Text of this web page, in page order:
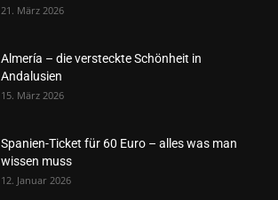
21. März 2026
Almería – die versteckte Schönheit in
Andalusien
15. März 2026
Spanien-Ticket für 60 Euro – alles was man
wissen muss
12. Januar 2026